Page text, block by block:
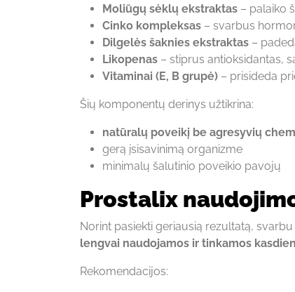
Moliūgų sėklų ekstraktas – palaiko
Cinko kompleksas – svarbus
Dilgelės šaknies ekstraktas –
Likopenas – stiprus antioksidantas,
Vitaminai (E, B grupė) – prisideda
Šių komponentų derinys užtikrina:
natūralų poveikį be agresyvių
gerą įsisavinimą organizme
minimalų šalutinio poveikio pavojų
Prostalix
Norint pasiekti geriausią rezultatą,
lengvai naudojamos ir tinkamos
Rekomendacijos: